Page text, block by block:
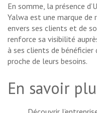
En somme, la présence
Yalwa est une marque de
envers ses clients et de
renforce sa visibilité
à ses clients de bénéficier
proche de leurs besoins.
En savoir